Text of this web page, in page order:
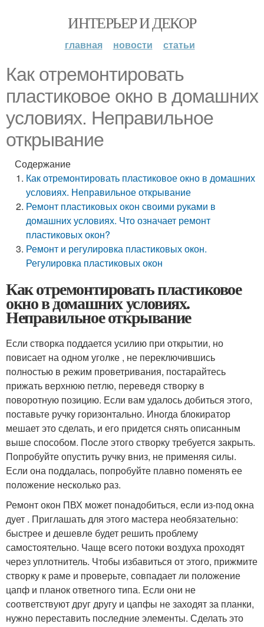
ИНТЕРЬЕР И ДЕКОР
главная новости статьи
Как отремонтировать
пластиковое окно в домашних
условиях. Неправильное
открывание
Содержание
Как отремонтировать пластиковое окно в домашних
условиях. Неправильное открывание
Ремонт пластиковых окон своими руками в
домашних условиях. Что означает ремонт
пластиковых окон?
Ремонт и регулировка пластиковых окон.
Регулировка пластиковых окон
Как отремонтировать пластиковое
окно в домашних условиях.
Неправильное открывание
Если створка поддается усилию при открытии, но
повисает на одном уголке , не переключившись
полностью в режим проветривания, постарайтесь
прижать верхнюю петлю, переведя створку в
поворотную позицию. Если вам удалось добиться этого,
поставьте ручку горизонтально. Иногда блокиратор
мешает это сделать, и его придется снять описанным
выше способом. После этого створку требуется закрыть.
Попробуйте опустить ручку вниз, не применяя силы.
Если она поддалась, попробуйте плавно поменять ее
положение несколько раз.
Ремонт окон ПВХ может понадобиться, если из-под окна
дует . Приглашать для этого мастера необязательно:
быстрее и дешевле будет решить проблему
самостоятельно. Чаще всего потоки воздуха проходят
через уплотнитель. Чтобы избавиться от этого, прижмите
створку к раме и проверьте, совпадает ли положение
цапф и планок ответного типа. Если они не
соответствуют друг другу и цапфы не заходят за планки,
нужно переставить последние элементы. Сделать это